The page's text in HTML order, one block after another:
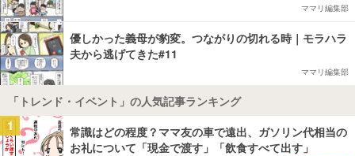
ママリ編集部
優しかった義母が豹変。つながりの切れる時｜モラハラ
夫から逃げてきた#11
ママリ編集部
「トレンド・イベント」の人気記事ランキング
1
常識はどの程度？ママ友の車で遠出、ガソリン代相当の
お礼について「現金で渡す」「飲食すべて出す」